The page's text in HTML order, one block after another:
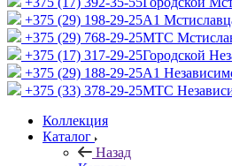
+375 (29) 198-29-25A1
+375 (29) 768-29-25МТС
+375 (17) 317-29-25Городской
+375 (29) 188-29-25A1
+375 (33) 378-29-25МТС
Коллекция
Каталог
Назад